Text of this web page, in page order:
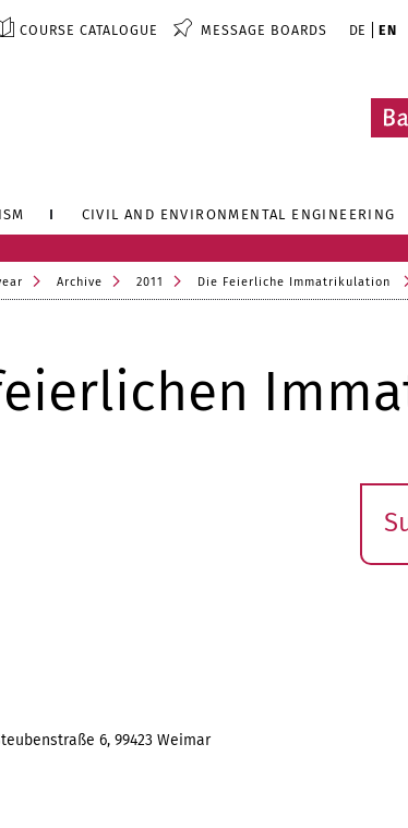
COURSE CATALOGUE MESSAGE BOARDS DE EN
CIVIL AND ENVIRONMENTAL ENGINEERING
Archive 2011 Die Feierliche Immatrikulation
6, 99423 Weimar